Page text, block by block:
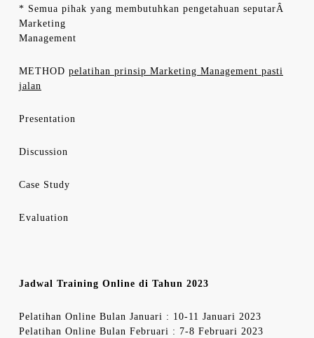
* Semua pihak yang membutuhkan pengetahuan seputarÂ
Marketing
Management
METHOD pelatihan prinsip Marketing Management pasti
jalan
Presentation
Discussion
Case Study
Evaluation
Jadwal Training Online di Tahun 2023
Pelatihan Online Bulan Januari : 10-11 Januari 2023
Pelatihan Online Bulan Februari : 7-8 Februari 2023